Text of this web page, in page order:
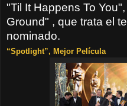
"Til It Happens To
Ground" , que trata el
nominado.
“Spotlight”, Mejor Película